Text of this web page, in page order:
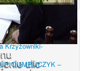
ulic
Krzyżowniki-
OLIMPIJCZYK –